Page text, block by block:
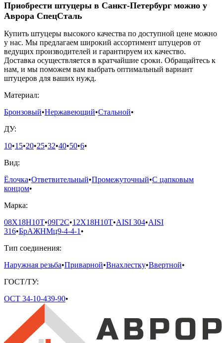
Приобрести штуцеры в Санкт-Петербург можно у
Аврора СпецСталь
Купить штуцеры высокого качества по доступной цене можно
у нас. Мы предлагаем широкий ассортимент штуцеров от
ведущих производителей и гарантируем их качество.
Доставка осуществляется в кратчайшие сроки. Обращайтесь к
нам, и мы поможем вам выбрать оптимальный вариант
штуцеров для ваших нужд.
Материал:
Бронзовый•Нержавеющий•Стальной•
ДУ:
10•15•20•25•32•40•50•6•
Вид:
Ёлочка•Ответвительный•Промежуточный•С цапковым
концом•
Марка:
08Х18Н10Т•09Г2С•12Х18Н10Т•AISI 304•AISI
316•БрАЖНМц9-4-4-1•
Тип соединения:
Наружная резьба•Приварной•Внахлестку•Ввертной•
ГОСТ/ТУ:
ОСТ 34-10-439-90•